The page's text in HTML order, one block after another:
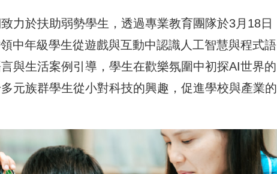
力於扶助弱勢學生，透過專業教育團隊於3月18日
中年級學生從遊戲與互動中認識人工智慧與程式語
與生活案例引導，學生在歡樂氛圍中初探AI世界的
元族群學生從小對科技的興趣，促進學校與產業的